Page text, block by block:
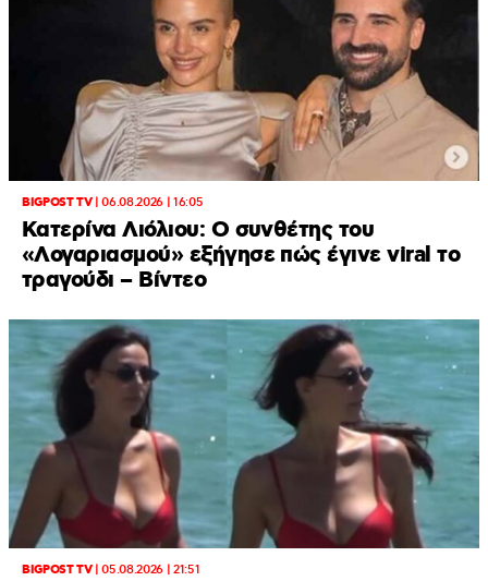
BIGPOST TV|06.08.2026 | 16:05
Κατερίνα Λιόλιου: Ο συνθέτης του
«Λογαριασμού» εξήγησε πώς έγινε viral το
τραγούδι – Βίντεο
BIGPOST TV|05.08.2026 | 21:51